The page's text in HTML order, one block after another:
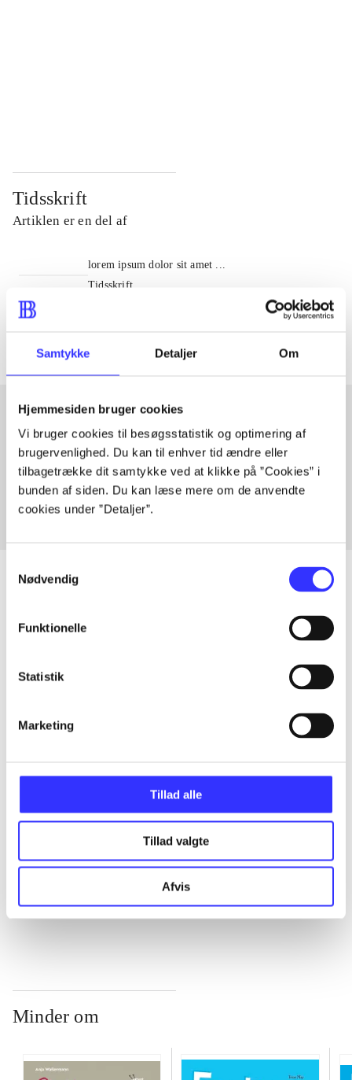
Samtykke Detaljer Om
Hjemmesiden bruger cookies
Vi bruger cookies til besøgsstatistik og optimering af
brugervenlighed. Du kan til enhver tid ændre eller
tilbagetrække dit samtykke ved at klikke på ”Cookies” i
bunden af siden. Du kan læse mere om de anvendte
cookies under ”Detaljer”.
Nødvendig
Funktionelle
Statistik
Marketing
Tillad alle
Tillad valgte
Afvis
Tidsskrift
Artiklen er en del af
lorem ipsum dolor sit amet ...
Tidsskrift
Artiklerne i
Artikler med samme emner
Fra
Artikler
Minder om